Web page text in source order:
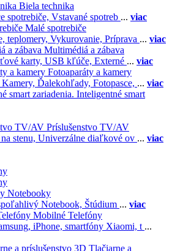
Biela technika
spotrebiče, Vstavané spotreb ... viac
Malé spotrebiče
teplomery, Vykurovanie, Príprava ... viac
Multimédiá a zábava
karty, USB kľúče, Externé ... viac
Fotoaparáty a kamery
Kamery, Ďalekohľady, Fotopasce, ... viac
Inteligentné smart
Príslušenstvo TV/AV
stenu, Univerzálne diaľkové ov ... viac
Notebooky
Notebook, Štúdium ... viac
Mobilné Telefóny
iPhone, smartfóny Xiaomi, t ...
3D Tlačiarne a